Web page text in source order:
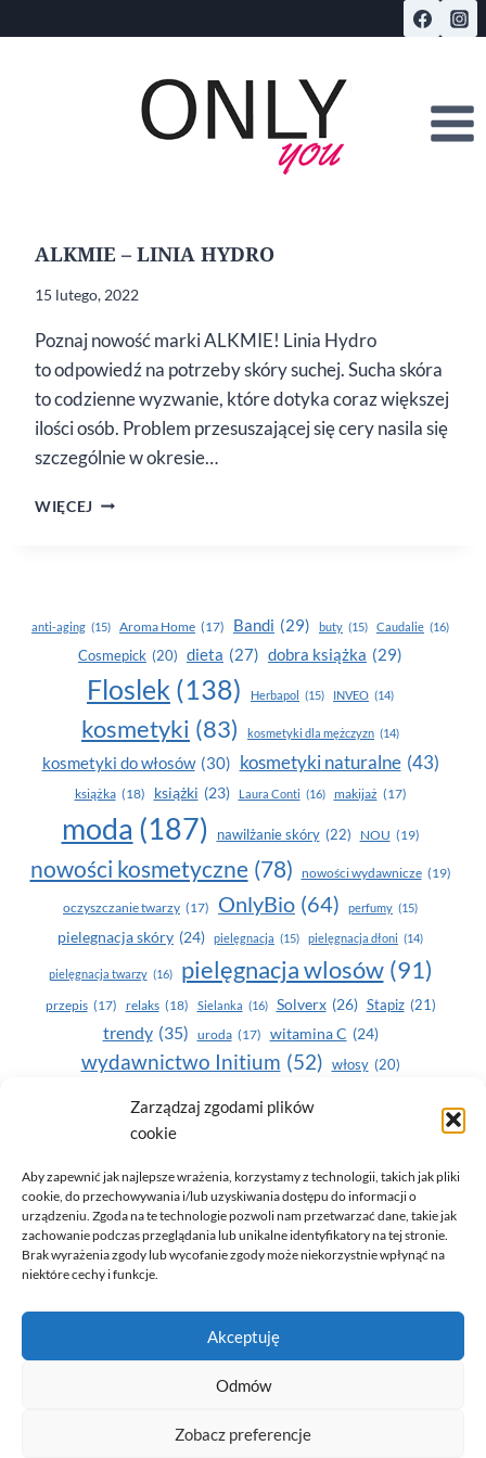
Zarządzaj zgodami plików
cookie
Aby zapewnić jak najlepsze wrażenia, korzystamy z technologii, takich jak pliki
cookie, do przechowywania i/lub uzyskiwania dostępu do informacji o
urządzeniu. Zgoda na te technologie pozwoli nam przetwarzać dane, takie jak
zachowanie podczas przeglądania lub unikalne identyfikatory na tej stronie.
Brak wyrażenia zgody lub wycofanie zgody może niekorzystnie wpłynąć na
niektóre cechy i funkcje.
Akceptuję
Odmów
Zobacz preferencje
do
ALKMIE – LINIA HYDRO
15 lutego, 2022
Poznaj nowość marki ALKMIE! Linia Hydro
to odpowiedź na potrzeby skóry suchej. Sucha skóra
to codzienne wyzwanie, które dotyka coraz większej
ilości osób. Problem przesuszającej się cery nasila się
szczególnie w okresie…
WIĘCEJ ALKMIE
anti-aging (15) Aroma Home (17) Bandi (29) buty (15) Caudalie (16)
Cosmepick (20) dieta (27) dobra książka (29)
Floslek (138) Herbapol (15) INVEO (14)
kosmetyki (83) kosmetyki dla mężczyzn (14)
kosmetyki do włosów (30) kosmetyki naturalne (43)
książka (18) książki (23) Laura Conti (16) makijaż (17)
moda (187) nawilżanie skóry (22) NOU (19)
nowości kosmetyczne (78) nowości wydawnicze (19)
oczyszczanie twarzy (17) OnlyBio (64) perfumy (15)
pielegnacja skóry (24) pielęgnacja (15) pielęgnacja dłoni (14)
pielęgnacja twarzy (16) pielęgnacja wlosów (91)
przepis (17) relaks (18) Sielanka (16) Solverx (26) Stapiz (21)
trendy (35) uroda (17) witamina C (24)
wydawnictwo Initium (52) włosy (20)
Yasumi(164) zdrowe zęby
zdrowie
© 2026 Only You - portal dla kobiet (uroda, moda, zdrowie)
opracowanie:AZDOBRESTRONY
Polityka prywatności i RODO